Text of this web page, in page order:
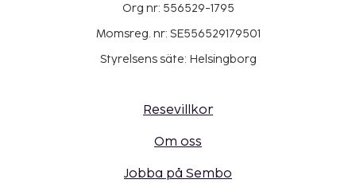
Org nr: 556529-1795
Momsreg. nr: SE556529179501
Styrelsens säte: Helsingborg
Resevillkor
Om oss
Jobba på Sembo